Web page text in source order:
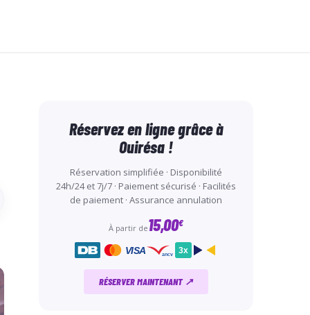
Réservez en ligne grâce à
Ouirésa !
Réservation simplifiée · Disponibilité
24h/24 et 7j/7 · Paiement sécurisé · Facilités
de paiement · Assurance annulation
À partir de15,00€
VISA ancv 3x
RÉSERVER MAINTENANT ↗